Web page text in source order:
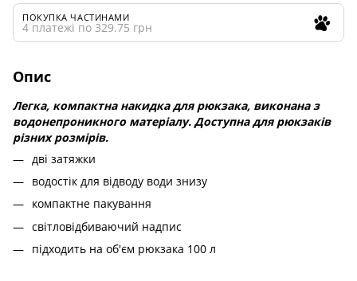
ПОКУПКА ЧАСТИНАМИ
4 платежі по 329.75 грн
Опис
Легка, компактна накидка для рюкзака, виконана з
водонепроникного матеріалу. Доступна для рюкзаків
різних розмірів.
дві затяжки
водостік для відводу води знизу
компактне пакування
світловідбиваючий надпис
підходить на об'єм рюкзака 100 л